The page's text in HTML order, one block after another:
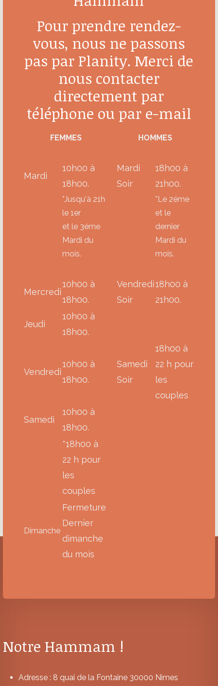
Pour prendre rendez-
vous, nous ne passons
pas par Planity. Merci de
nous contacter
directement par
téléphone ou par e-mail
FEMMES HOMMES
Mardi
10h00 à
18h00.
Mardi
Soir
18h00 à
21h00.
*Jusqu'à 21h
le 1er
et le 3éme
Mardi du
mois.
* Le 2éme
et le
dernier
Mardi du
mois.
Mercredi
10h00 à
18h00.
Vendredi
Soir
18h00 à
21h00.
Jeudi
10h00 à
18h00.
Vendredi
10h00 à
18h00.
Samedi
Soir
18h00 à
22 h pour
les
couples
Samedi
10h00 à
18h00.
*18h00 à
22 h pour
les
couples
Dimanche
Fermeture
Dernier
dimanche
du mois
Notre Hammam !
Adresse : 8 quai de la Fontaine 30000 Nimes